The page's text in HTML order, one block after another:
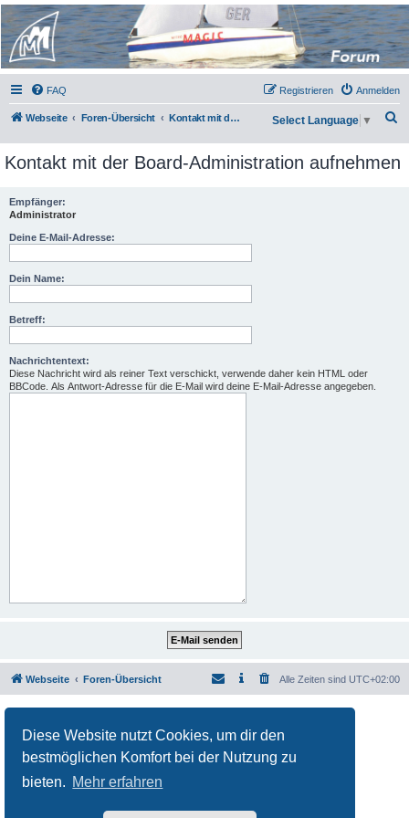
Diese Website nutzt Cookies, um dir den
bestmöglichen Komfort bei der Nutzung zu
bieten. Mehr erfahren
Micro Magic Forum
Deutschland
FAQ Anmelden
Registrieren
Webseite Foren-Übersicht Kontakt mit der Board-Administration aufnehmen
c
Select Language ▼
Kontakt mit der Board-Administration aufnehmen
Empfänger:
Administrator
Deine E-Mail-Adresse:
Dein Name:
Betreff:
Nachrichtentext:
Diese Nachricht wird als reiner Text verschickt, verwende daher kein HTML oder
BBCode. Als Antwort-Adresse für die E-Mail wird deine E-Mail-Adresse angegeben.
Webseite Foren-Übersicht Alle Zeiten sind UTC+02:00
Deutsche Übersetzung durchphpBB.de
Nutzungsbedingungen